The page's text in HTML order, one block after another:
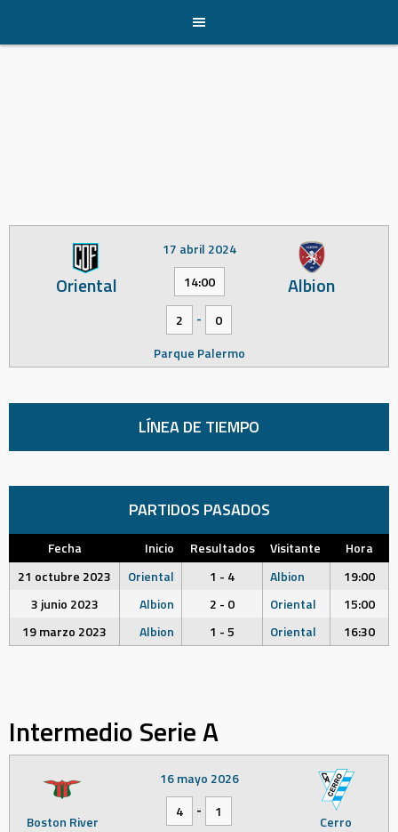
content
Oriental Albion
17 abril 2024
14:00
2 -
0
Parque Palermo
LÍNEA DE TIEMPO
PARTIDOS PASADOS
Fecha Inicio Resultados Visitante
Hora
21 octubre 2023
Oriental 1 - 4 Albion
19:00
3 junio 2023
Albion 2 - 0 Oriental
15:00
19 marzo 2023
Albion 1 - 5 Oriental 16:30
Intermedio Serie A
Boston River Cerro
16 mayo 2026
4
-
1